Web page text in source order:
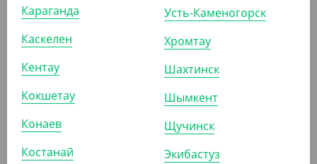
995₸1 250
Cтакан бумажный 350 мл, красный, однослойный, d 90
Караганда
Каскелен
Кентау
Кокшетау
Конаев
Костанай
Усть-Каменогорск
Хромтау
Шахтинск
Шымкент
Щучинск
Экибастуз